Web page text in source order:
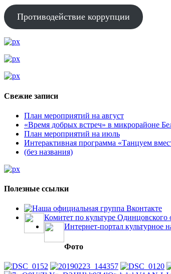
Противодействие коррупции
Свежие записи
План мероприятий на август
«Время добрых встреч» в микрорайоне
План мероприятий на июль
Интерактивная программа «Танцуем
(без названия)
Полезные ссылки
Наша официальная группа Вконтакте
Комитет по культуре Одинцовского
Интернет-портал культурное
Фото